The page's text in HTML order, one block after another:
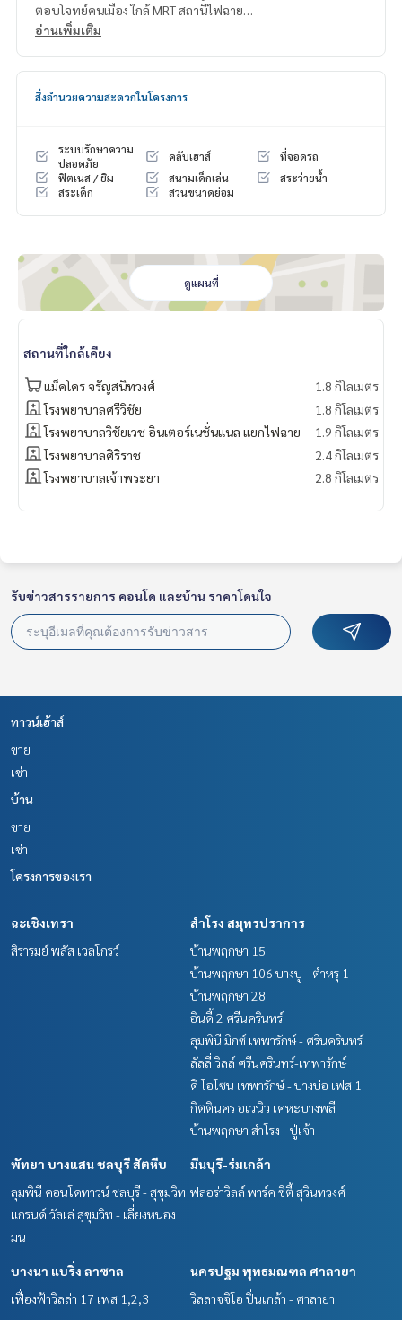
ตอบโจทย์คนเมือง ใกล้ MRT สถานีไฟฉาย
• ถนนจรัญสนิทวงศ์
• ถนนบรมราชชนนี
ของแถม
• เครื่องปรับอากาศ 1 เครื่อง
• แท็งก์น้ำ
• เครื่องปั๊มน้ำ
• ผ้าม่านทั้งหลัง
• เคาน์เตอร์บาร์
ราคา : 4,990,000 บาท
ลิงค์แผนที่ :https://maps.google.com/?q=13.76221900,10
**เรามีบริการจัดสินเชื่อให้ฟรี พร้อมยินดีให้คำปรึกษา มีให้เลือกทุ
กธนาคาร**
**พร้อมอัตราดอกเบี้ยพิเศษ และ วงเงินสูงสุด 90-100% ของราคา
ประเมิน**
สนใจดูทรัพย์อื่นๆ เพิ่มเติม มากกว่า 3,000 รายการ
www.tb.co.th
ห้บริการด้าน ซื้อ ขาย เช่า อสังหาริมทรัพย์
อ่านเพิ่มเติม
สิ่งอำนวยความสะดวกในโครงการ
ระบบรักษาความ
ปลอดภัย
คลับเฮาส์
ที่จอดรถ
ฟิตเนส / ยิม
สนามเด็กเล่น
สระว่ายน้ำ
สระเด็ก
สวนขนาดย่อม
ดูแผนที่
สถานที่ใกล้เคียง
แม็คโคร จรัญสนิทวงศ์
1.8 กิโลเมตร
โรงพยาบาลศรีวิชัย
1.8 กิโลเมตร
โรงพยาบาลวิชัยเวช อินเตอร์เนชั่นแนล แยกไฟฉาย
1.9 กิโลเมตร
โรงพยาบาลศิริราช
2.4 กิโลเมตร
โรงพยาบาลเจ้าพระยา
2.8 กิโลเมตร
รับข่าวสารรายการ คอนโด และบ้าน ราคาโดนใจ
ทาวน์เฮ้าส์
ขาย
เช่า
บ้าน
ขาย
เช่า
โครงการของเรา
ฉะเชิงเทรา
สิรารมย์ พลัส เวลโกรว์
สำโรง สมุทรปราการ
บ้านพฤกษา 15
บ้านพฤกษา 106 บางปู - ตำหรุ 1
บ้านพฤกษา 28
อินดี้ 2 ศรีนครินทร์
ลุมพินี มิกซ์ เทพารักษ์ - ศรีนครินทร์
ลัลลี่ วิลล์ ศรีนครินทร์-เทพารักษ์
ดิ โอโซน เทพารักษ์ - บางบ่อ เฟส 1
กิตตินคร อเวนิว เคหะบางพลี
บ้านพฤกษา สำโรง - ปู่เจ้า
พัทยา บางแสน ชลบุรี สัตหีบ
ลุมพินี คอนโดทาวน์ ชลบุรี - สุขุมวิท
แกรนด์ วัลเล่ สุขุมวิท - เลี่ยงหนอง
มน
มีนบุรี-ร่มเกล้า
ฟลอร่าวิลล์ พาร์ค ซิตี้ สุวินทวงศ์
บางนา แบริ่ง ลาซาล
เฟื่องฟ้าวิลล่า 17 เฟส 1,2,3
นครปฐม พุทธมณฑล ศาลายา
วิลลาจจิโอ ปิ่นเกล้า - ศาลายา